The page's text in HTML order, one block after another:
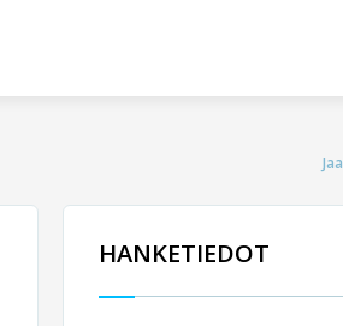
HANKETIEDOT